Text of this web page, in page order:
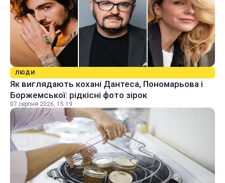
ЛЮДИ
Як виглядають кохані Дантеса, Пономарьова і
Боржемської: рідкісні фото зірок
07 серпня 2026, 15:19